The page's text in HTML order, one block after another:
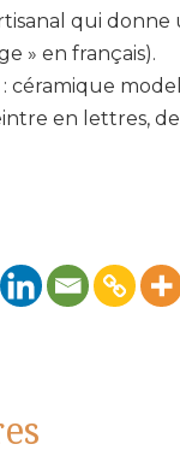
qui
» en français).
céramique
en lettres,